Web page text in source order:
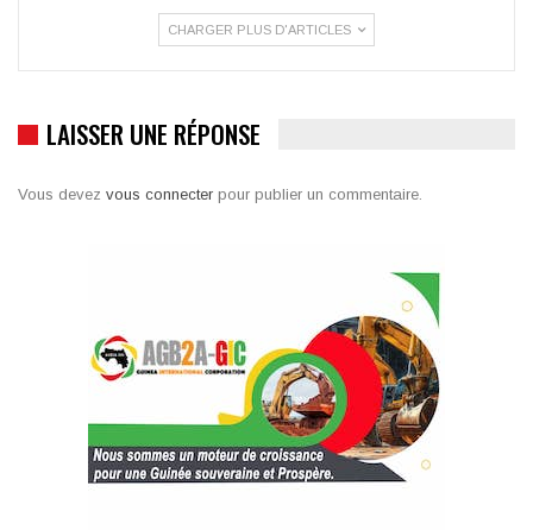
CHARGER PLUS D'ARTICLES
LAISSER UNE RÉPONSE
Vous devez vous connecter pour publier un commentaire.